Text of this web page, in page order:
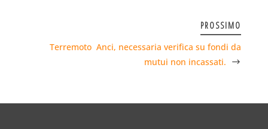
PROSSIMO
Terremoto  Anci, necessaria verifica su fondi da
mutui non incassati.